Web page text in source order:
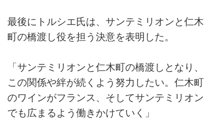
最後にトルシエ氏は、サンテミリオンと仁木
町の橋渡し役を担う決意を表明した。
「サンテミリオンと仁木町の橋渡しとなり、
この関係や絆が続くよう努力したい。仁木町
のワインがフランス、そしてサンテミリオン
でも広まるよう働きかけていく」